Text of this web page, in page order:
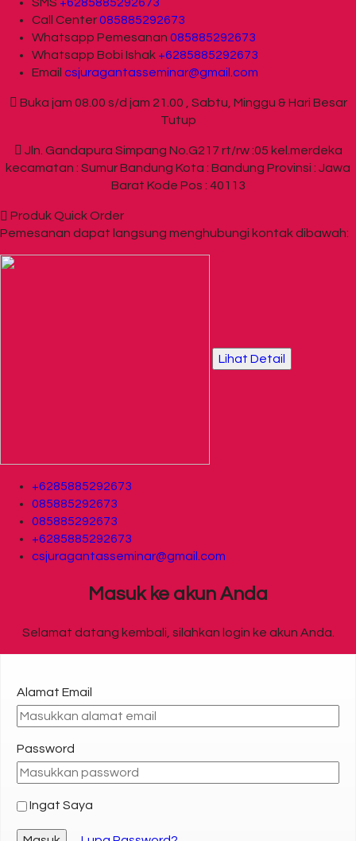
SMS +6285885292673
Call Center085885292673
Whatsapp Pemesanan 085885292673
Whatsapp Bobi Ishak +6285885292673
Email csjuragantasseminar@gmail.com
Buka jam 08.00 s/d jam 21.00 , Sabtu, Minggu & Hari Besar
Tutup
Jln. Gandapura Simpang No.G217 rt/rw :05 kel.merdeka
kecamatan : Sumur Bandung Kota : Bandung Provinsi : Jawa
Barat Kode Pos : 40113
Produk Quick Order
Pemesanan dapat langsung menghubungi kontak dibawah:
Lihat Detail
+6285885292673
085885292673
085885292673
+6285885292673
csjuragantasseminar@gmail.com
Masuk ke akun Anda
Selamat datang kembali, silahkan login ke akun Anda.
Alamat Email
Password
Ingat Saya